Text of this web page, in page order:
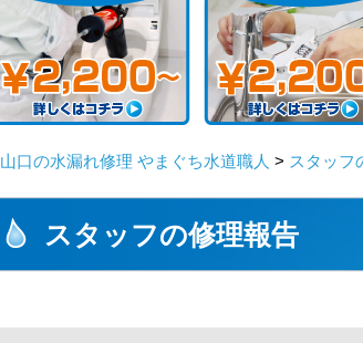
山口の水漏れ修理 やまぐち水道職人 > スタッフ
スタッフの修理報告